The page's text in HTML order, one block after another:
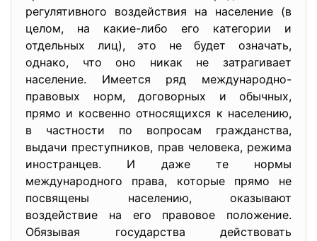
регулятивного воздействия на население (в
целом, на какие-либо его категории и
отдельных лиц), это не будет означать,
однако, что оно никак не затрагивает
население. Имеется ряд международно-
правовых норм, договорных и обычных,
прямо и косвенно относящихся к населению,
в частности по вопросам гражданства,
выдачи преступников, прав человека, режима
иностранцев. И даже те нормы
международного права, которые прямо не
посвящены населению, оказывают
воздействие на его правовое положение.
Обязывая государства действовать